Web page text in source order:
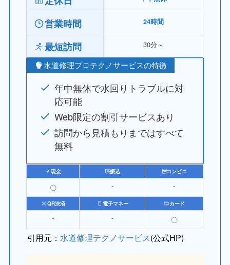
営業時間 24時間
最短訪問 30分～
水道修理プロテクノサービスの特徴
年中無休で水回りトラブルに対
応可能
Web限定の割引サービスあり
訪問から見積もりまではすべて
無料
現金 振込 コンビニ
〇 ⁻ ⁻
QR決済 電子マネー カード
⁻ ⁻ 〇
引用元：水道修理テクノサービス(公式HP)